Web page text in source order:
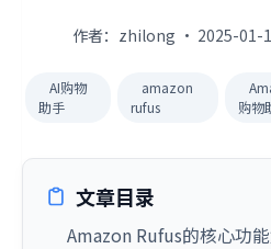
作者：zhilong · 2025-01-
AI购物
助手
amazon
rufus
购物
文章目录
Amazon Rufus的核心功